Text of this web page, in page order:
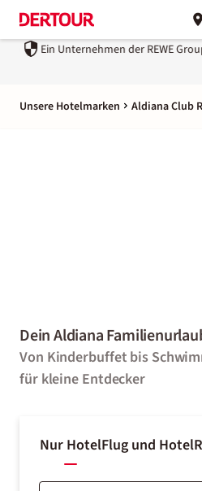
Ein Unternehmen der REWE
Unsere Hotelmarken Aldiana Club
Dein Aldiana
Von Kinderbuffet bis
für kleine Entdecker
Nur HotelFlug und Hotel